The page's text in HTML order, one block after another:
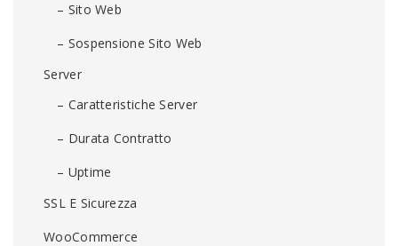
– Sito Web
– Sospensione Sito Web
Server
– Caratteristiche Server
– Durata Contratto
– Uptime
SSL E Sicurezza
WooCommerce